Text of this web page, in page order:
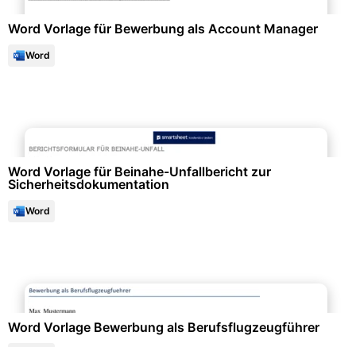
Word Vorlage für Bewerbung als Account Manager
Word
Word Vorlage für Beinahe-Unfallbericht zur
Sicherheitsdokumentation
Word
Word Vorlage Bewerbung als Berufsflugzeugführer